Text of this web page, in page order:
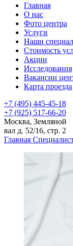
Главная
О нас
Фото центра
Услуги
Наши
Стоимость
Акции
Исследования
Вакансии
Карта проезда
+7 (495) 445-45-18
+7 (925) 517-66-20
Москва, Земляной
вал д. 52/16, стр. 2
Главная